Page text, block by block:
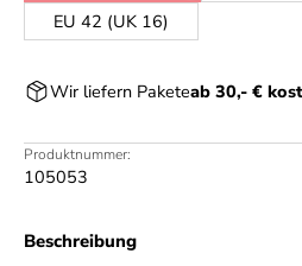
EU 42 (UK 16)
Wir liefern Paketeab 30,- €
Produktnummer:
105053
Beschreibung